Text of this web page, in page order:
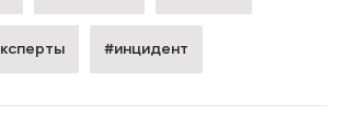
#инцидент